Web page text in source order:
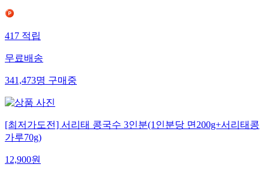
417 적립
무료배송
341,473명 구매중
[최저가도전] 서리태 콩국수 3인분(1인분당 면200g+서리태콩
가루70g)
12,900원